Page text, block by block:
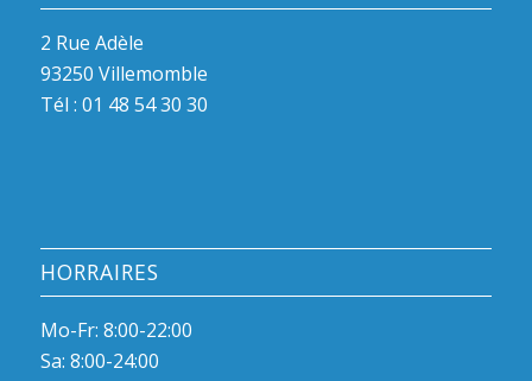
2 Rue Adèle
93250 Villemomble
Tél : 01 48 54 30 30
HORRAIRES
Mo-Fr: 8:00-22:00
Sa: 8:00-24:00